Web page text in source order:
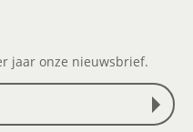
jaar onze nieuwsbrief.